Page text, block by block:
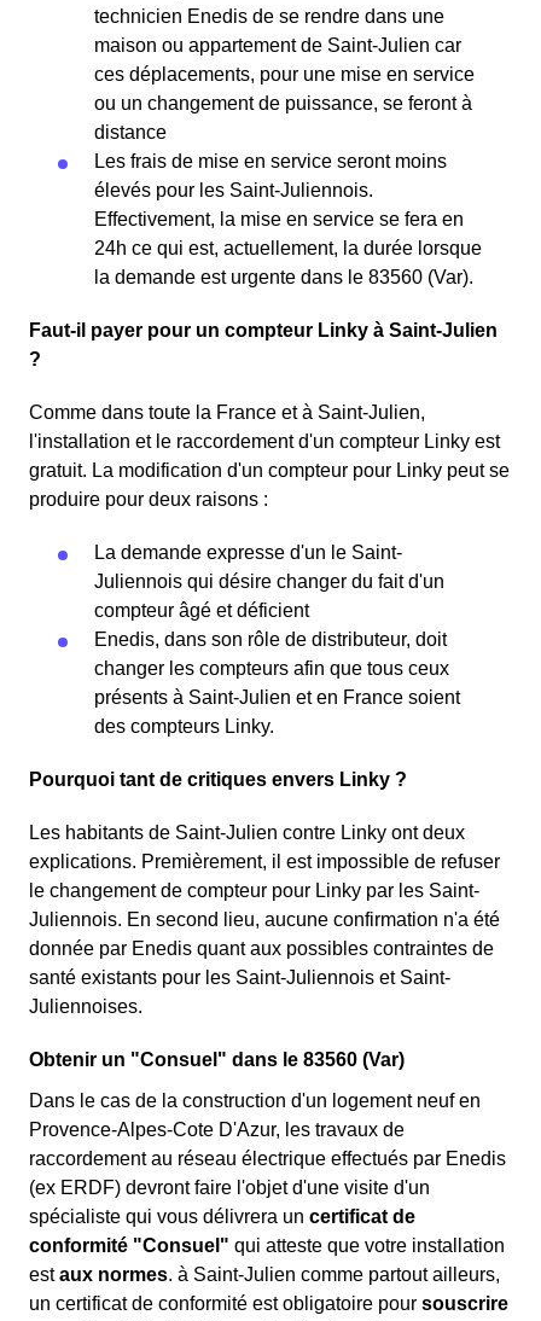
technicien Enedis de se rendre dans une
maison ou appartement de Saint-Julien car
ces déplacements, pour une mise en service
ou un changement de puissance, se feront à
distance
Les frais de mise en service seront moins
élevés pour les Saint-Juliennois.
Effectivement, la mise en service se fera en
24h ce qui est, actuellement, la durée lorsque
la demande est urgente dans le 83560 (Var).
Faut-il payer pour un compteur Linky à Saint-Julien
?
Comme dans toute la France et à Saint-Julien,
l'installation et le raccordement d'un compteur Linky est
gratuit. La modification d'un compteur pour Linky peut se
produire pour deux raisons :
La demande expresse d'un le Saint-
Juliennois qui désire changer du fait d'un
compteur âgé et déficient
Enedis, dans son rôle de distributeur, doit
changer les compteurs afin que tous ceux
présents à Saint-Julien et en France soient
des compteurs Linky.
Pourquoi tant de critiques envers Linky ?
Les habitants de Saint-Julien contre Linky ont deux
explications. Premièrement, il est impossible de refuser
le changement de compteur pour Linky par les Saint-
Juliennois. En second lieu, aucune confirmation n'a été
donnée par Enedis quant aux possibles contraintes de
santé existants pour les Saint-Juliennois et Saint-
Juliennoises.
Obtenir un "Consuel" dans le 83560 (Var)
Dans le cas de la construction d'un logement neuf en
Provence-Alpes-Cote D'Azur, les travaux de
raccordement au réseau électrique effectués par Enedis
(ex ERDF) devront faire l'objet d'une visite d'un
spécialiste qui vous délivrera un certificat de
conformité "Consuel" qui atteste que votre installation
estaux normes. à Saint-Julien comme partout ailleurs,
un certificat de conformité est obligatoire pour souscrire